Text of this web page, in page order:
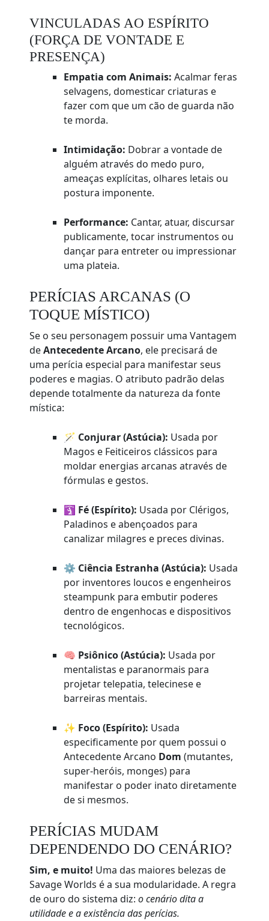
VINCULADAS AO ESPÍRITO
(FORÇA DE VONTADE E
PRESENÇA)
Empatia com Animais: Acalmar feras
selvagens, domesticar criaturas e
fazer com que um cão de guarda não
te morda.
Intimidação: Dobrar a vontade de
alguém através do medo puro,
ameaças explícitas, olhares letais ou
postura imponente.
Performance: Cantar, atuar, discursar
publicamente, tocar instrumentos ou
dançar para entreter ou impressionar
uma plateia.
PERÍCIAS ARCANAS (O
TOQUE MÍSTICO)
Se o seu personagem possuir uma Vantagem
deAntecedente Arcano, ele precisará de
uma perícia especial para manifestar seus
poderes e magias. O atributo padrão delas
depende totalmente da natureza da fonte
mística:
🪄 Conjurar (Astúcia): Usada por
Magos e Feiticeiros clássicos para
moldar energias arcanas através de
fórmulas e gestos.
🛐 Fé (Espírito): Usada por Clérigos,
Paladinos e abençoados para
canalizar milagres e preces divinas.
⚙️ Ciência Estranha (Astúcia): Usada
por inventores loucos e engenheiros
steampunk para embutir poderes
dentro de engenhocas e dispositivos
tecnológicos.
🧠 Psiônico (Astúcia): Usada por
mentalistas e paranormais para
projetar telepatia, telecinese e
barreiras mentais.
✨ Foco (Espírito): Usada
especificamente por quem possui o
Antecedente Arcano Dom (mutantes,
super-heróis, monges) para
manifestar o poder inato diretamente
de si mesmos.
PERÍCIAS MUDAM
DEPENDENDO DO CENÁRIO?
Sim, e muito! Uma das maiores belezas de
Savage Worlds é a sua modularidade. A regra
de ouro do sistema diz:o cenário dita a
utilidade e a existência das perícias.